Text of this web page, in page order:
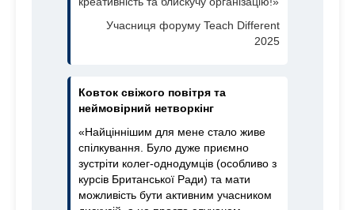
Учасниця форуму Teach Different
2025
Ковток свіжого повітря та
неймовірний нетворкінг
«Найціннішим для мене стало живе
спілкування. Було дуже приємно
зустріти колег-однодумців (особливо з
курсів Британської Ради) та мати
можливість бути активним учасником